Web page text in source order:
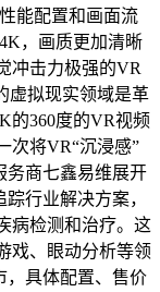
能配置和画面流
，画质更加清晰
冲击力极强的VR
虚拟现实领域是革
的360度的VR视频
次将VR“沉浸感”
务商七鑫易维展开
行业解决方案，
病检测和治疗。这
戏、眼动分析等领
，具体配置、售价